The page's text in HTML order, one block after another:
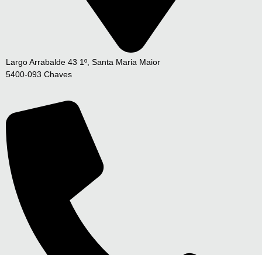
Largo Arrabalde 43 1º, Santa Maria Maior
5400-093 Chaves